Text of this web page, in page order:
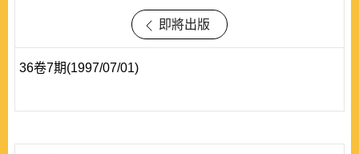
即將出版
36卷7期(1997/07/01)